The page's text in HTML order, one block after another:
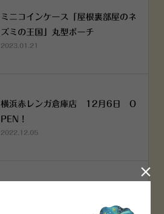
ミニコインケース「屋根裏部屋のネ
ズミの王国」丸型ポーチ
2023.01.21
横浜赤レンガ倉庫店 12月6日 O
PEN！
2022.12.05
